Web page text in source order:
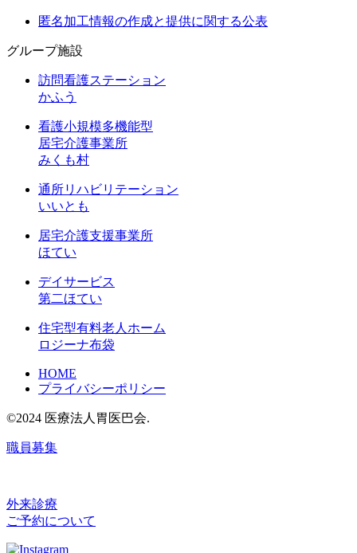
匿名加工情報の作成と提供に関する公表
グループ施設
訪問看護ステーション
かふう
看護小規模多機能型
居宅介護事業所
みくも村
通所リハビリテーション
いいとも
居宅介護支援事業所
ほてい
デイサービス
第二ほてい
住宅型有料老人ホーム
ロジーナ布袋
HOME
プライバシーポリシー
©2024 医療法人胃医巴会.
職員募集
外来診療
ご予約について